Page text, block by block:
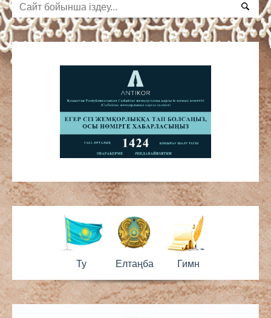
Ту Елтаңба Гимн